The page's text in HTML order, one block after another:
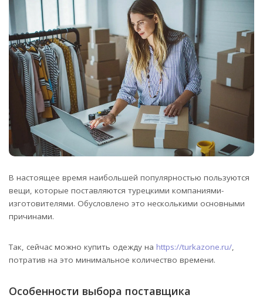
В настоящее время наибольшей популярностью пользуются
вещи, которые поставляются турецкими компаниями-
изготовителями. Обусловлено это несколькими основными
причинами.
Так, сейчас можно купить одежду на https://turkazone.ru/,
потратив на это минимальное количество времени.
Особенности выбора поставщика